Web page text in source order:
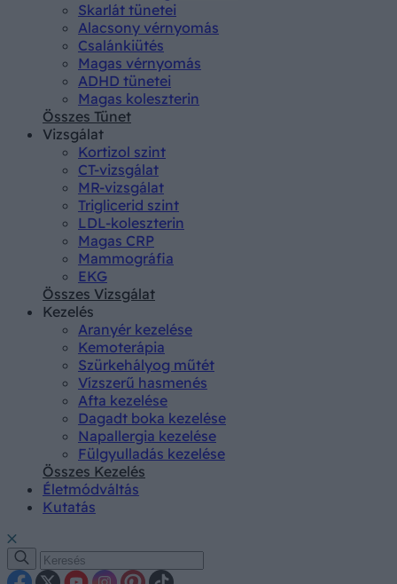
Skarlát tünetei
Alacsony vérnyomás
Csalánkiütés
Magas vérnyomás
ADHD tünetei
Magas koleszterin
Összes Tünet
Vizsgálat
Kortizol szint
CT-vizsgálat
MR-vizsgálat
Triglicerid szint
LDL-koleszterin
Magas CRP
Mammográfia
EKG
Összes Vizsgálat
Kezelés
Aranyér kezelése
Kemoterápia
Szürkehályog műtét
Vízszerű hasmenés
Afta kezelése
Dagadt boka kezelése
Napallergia kezelése
Fülgyulladás kezelése
Összes Kezelés
Életmódváltás
Kutatás